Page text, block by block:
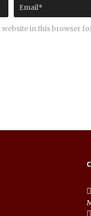
website in this browser